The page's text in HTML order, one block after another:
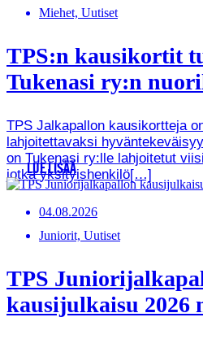
Miehet, Uutiset
TPS:n kausikortit
Tukenasi ry:n
TPS Jalkapallon kausikortteja
lahjoitettavaksi
on Tukenasi ry:lle lahjoitetut
jotka yksityishenkilö[…]
LUE LISÄÄ
04.08.2026
Juniorit, Uutiset
TPS
kausijulkaisu 2026